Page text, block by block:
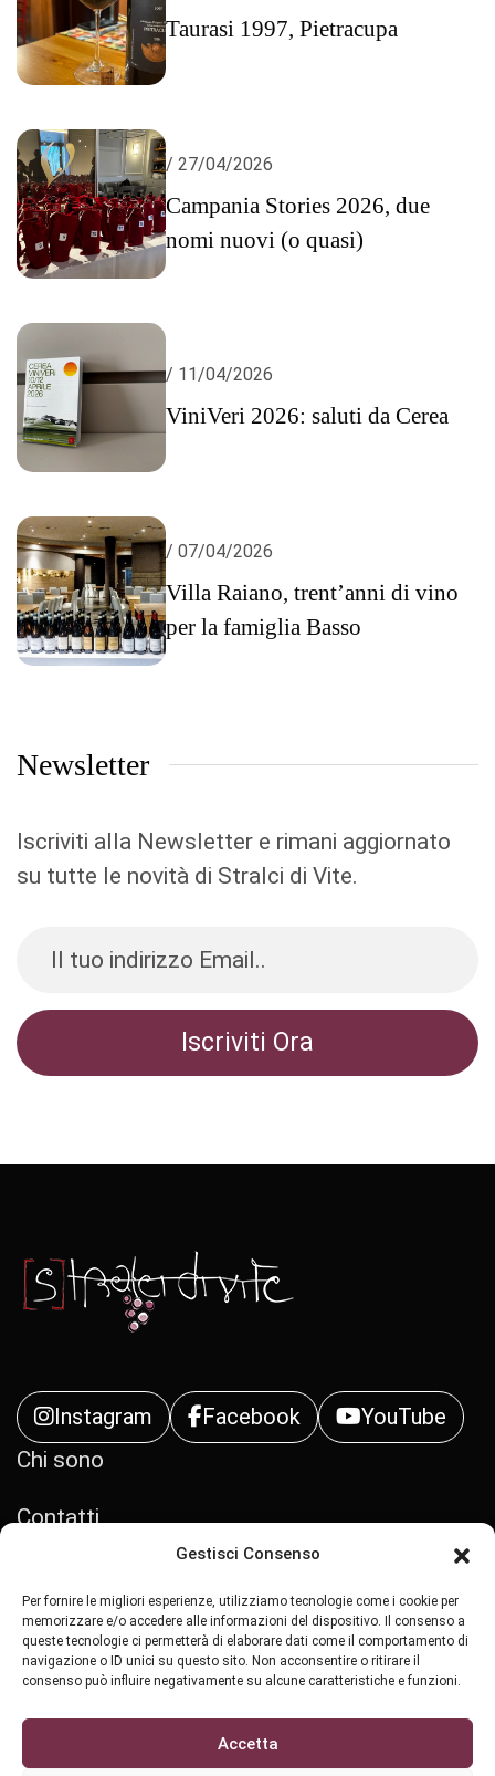
Gestisci Consenso
Per fornire le migliori esperienze, utilizziamo tecnologie come i cookie per
memorizzare e/o accedere alle informazioni del dispositivo. Il consenso a
queste tecnologie ci permetterà di elaborare dati come il comportamento di
navigazione o ID unici su questo sito. Non acconsentire o ritirare il
consenso può influire negativamente su alcune caratteristiche e funzioni.
Accetta
Taurasi 1997, Pietracupa
/ 27/04/2026
Campania Stories 2026, due
nomi nuovi (o quasi)
/ 11/04/2026
ViniVeri 2026: saluti da Cerea
/ 07/04/2026
Villa Raiano, trent’anni di vino
per la famiglia Basso
Newsletter
Iscriviti alla Newsletter e rimani aggiornato
su tutte le novità di Stralci di Vite.
Instagram Facebook
YouTube
Chi sono
Contatti
Cookie Policy (UE)